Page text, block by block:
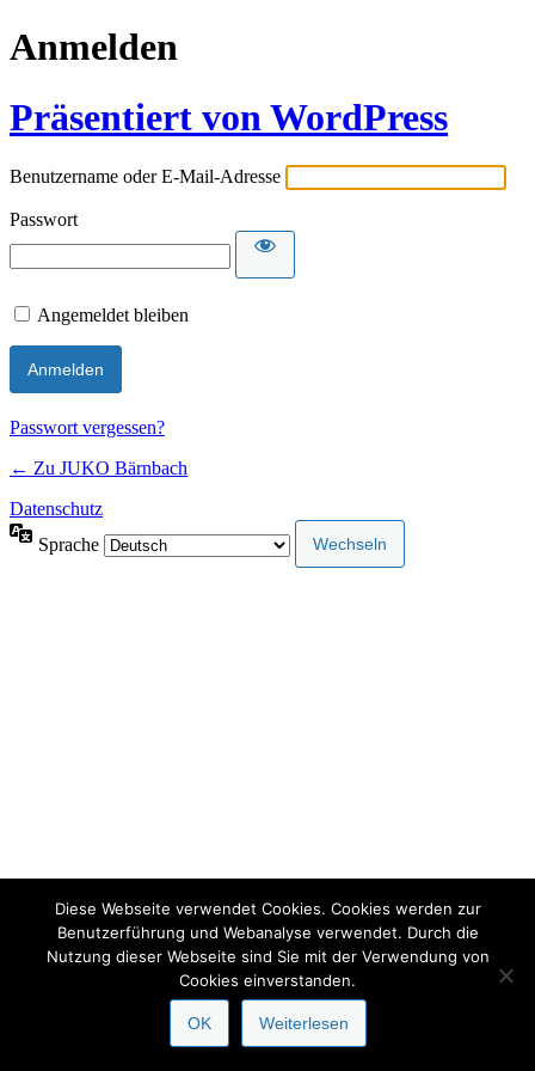
Anmelden
Präsentiert von WordPress
Benutzername oder E-Mail-Adresse
Passwort
Angemeldet bleiben
Passwort vergessen?
← Zu JUKO Bärnbach
Datenschutz
Sprache
Diese Webseite verwendet Cookies. Cookies werden zur
Benutzerführung und Webanalyse verwendet. Durch die
Nutzung dieser Webseite sind Sie mit der Verwendung von
Cookies einverstanden.
OK Weiterlesen